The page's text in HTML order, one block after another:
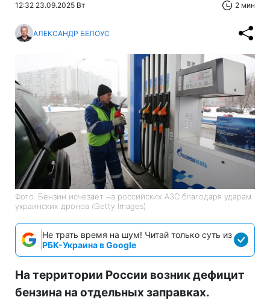
12:32 23.09.2025 Вт 2 мин
АЛЕКСАНДР БЕЛОУС
Фото: Бензин исчезает на российских АЗС благодаря ударам
украинских дронов (Getty Images)
Не трать время на шум! Читай только суть из
РБК-Украина в Google
На территории России возник дефицит
бензина на отдельных заправках.